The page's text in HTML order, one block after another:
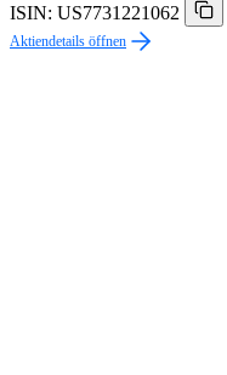
ISIN: US7731221062
Aktiendetails öffnen